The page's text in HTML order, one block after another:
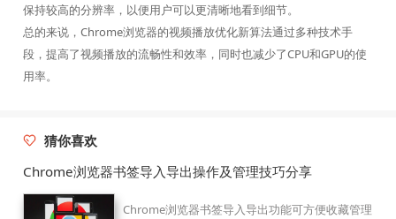
保持较高的分辨率，以便用户可以更清晰地看到细节。
总的来说，Chrome浏览器的视频播放优化新算法通过多种技术手
段，提高了视频播放的流畅性和效率，同时也减少了CPU和GPU的使
用率。
猜你喜欢
Chrome浏览器书签导入导出操作及管理技巧分享
Chrome浏览器书签导入导出功能可方便收藏管理